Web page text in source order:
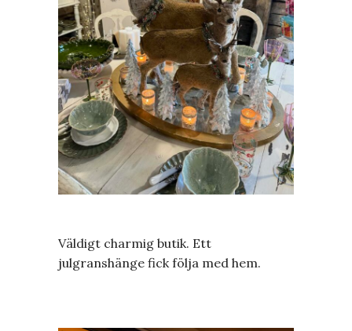
Väldigt charmig butik. Ett
julgranshänge fick följa med hem.